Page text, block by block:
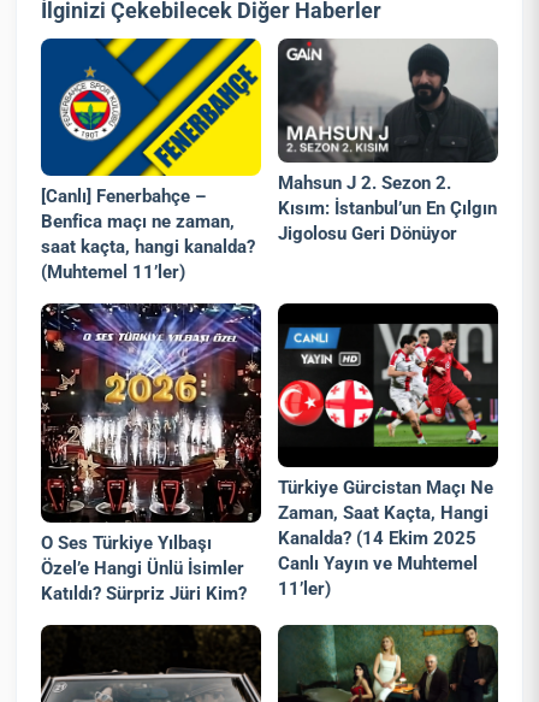
İlginizi Çekebilecek Diğer Haberler
[Canlı] Fenerbahçe –
Benfica maçı ne zaman,
saat kaçta, hangi kanalda?
(Muhtemel 11’ler)
Mahsun J 2. Sezon 2.
Kısım: İstanbul’un En Çılgın
Jigolosu Geri Dönüyor
O Ses Türkiye Yılbaşı
Özel’e Hangi Ünlü İsimler
Katıldı? Sürpriz Jüri Kim?
Türkiye Gürcistan Maçı Ne
Zaman, Saat Kaçta, Hangi
Kanalda? (14 Ekim 2025
Canlı Yayın ve Muhtemel
11’ler)